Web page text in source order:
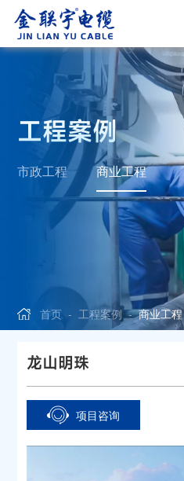
工程案例
市政工程 商业工程
首页 -工程案例-商业工程
龙山明珠
项目咨询